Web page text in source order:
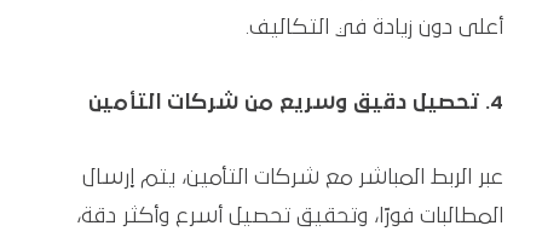
أعلى دون زيادة في التكاليف.
4. تحصيل دقيق وسريع من شركات التأمين
عبر الربط المباشر مع شركات التأمين، يتم إرسال
المطالبات فورًا، وتحقيق تحصيل أسرع وأكثر دقة،